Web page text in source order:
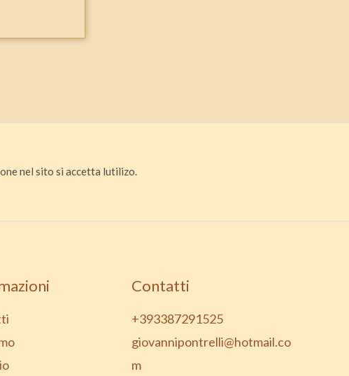
nel sito si accetta lutilizo.
Contatti
+393387291525
giovannipontrelli@hotmail.co
m